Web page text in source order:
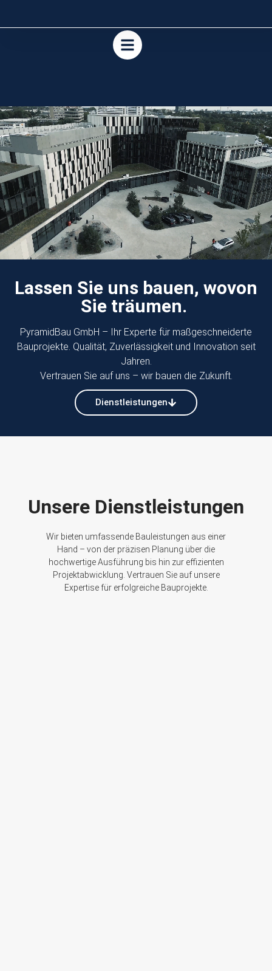
Lassen Sie uns bauen, wovon
Sie träumen.
PyramidBau GmbH – Ihr Experte für maßgeschneiderte
Bauprojekte. Qualität, Zuverlässigkeit und Innovation seit
Jahren.
Vertrauen Sie auf uns – wir bauen die Zukunft.
Dienstleistungen
Unsere​ Dienstleistungen
Wir bieten umfassende Bauleistungen aus einer
Hand – von der präzisen Planung über die
hochwertige Ausführung bis hin zur effizienten
Projektabwicklung. Vertrauen Sie auf unsere
Expertise für erfolgreiche Bauprojekte.